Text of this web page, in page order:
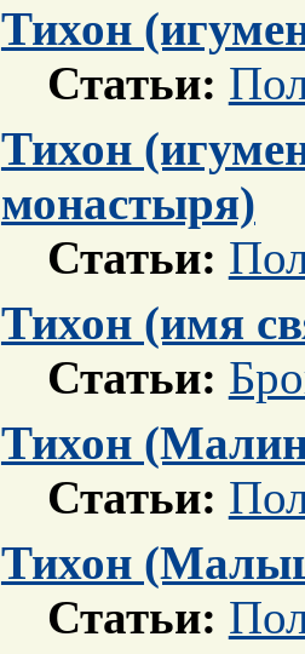
Тихон
Статьи:
Тихон
монастыря)
Статьи:
Тихон (имя
Статьи:
Тихон
Статьи:
Тихон
Статьи: